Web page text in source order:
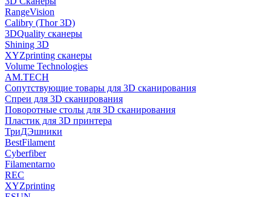
RangeVision
Calibry (Thor 3D)
3DQuality сканеры
Shining 3D
XYZprinting сканеры
Volume Technologies
AM.TECH
Сопутствующие товары для 3D сканирования
Спреи для 3D сканирования
Поворотные столы для 3D сканирования
Пластик для 3D принтера
ТриДЭшники
BestFilament
Cyberfiber
Filamentarno
REC
XYZprinting